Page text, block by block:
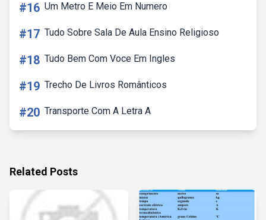
#16 Um Metro E Meio Em Numero
#17 Tudo Sobre Sala De Aula Ensino Religioso
#18 Tudo Bem Com Voce Em Ingles
#19 Trecho De Livros Românticos
#20 Transporte Com A Letra A
Related Posts